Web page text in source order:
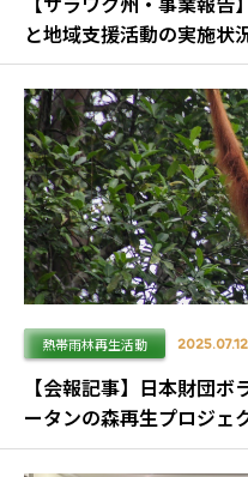
と地域支援活動の実施状
熱帯雨林再生活動 2025.07.12
【会報記事】日本財団
ータンの森再生プロジェ
ト